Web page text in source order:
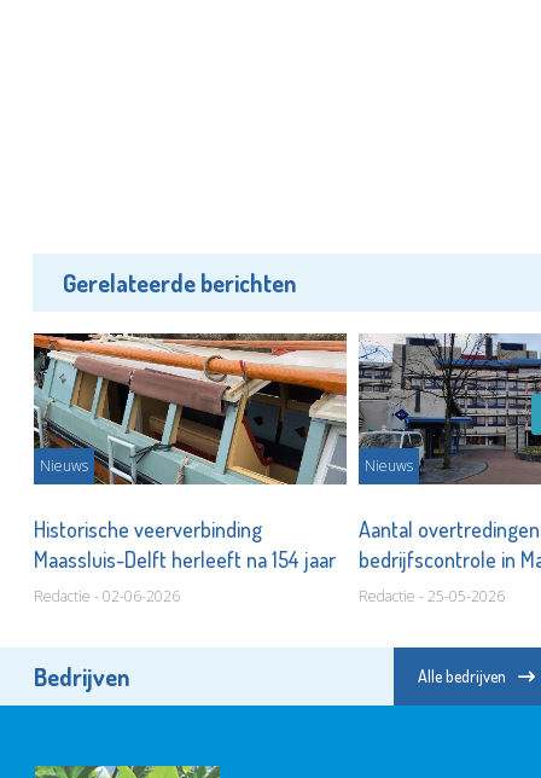
Gerelateerde berichten
Nieuws
Historische veerverbinding
Maassluis-Delft herleeft na 154 jaar
Redactie - 02-06-2026
Nieuws
Aantal
bedrijfscontrole in
Redactie - 25-05-2026
Bedrijven Alle bedrijven